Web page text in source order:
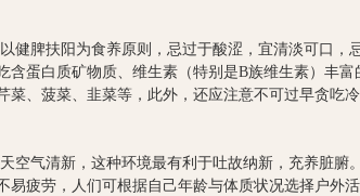
脾扶阳为食养原则，忌过于酸涩，宜清淡可口，
蛋白质矿物质、维生素（特别是B族维生素）丰
、菠菜、韭菜等，此外，还应注意不可过早贪吃
气清新，这种环境最有利于吐故纳新，充养脏腑
疲劳，人们可根据自己年龄与体质状况选择户外